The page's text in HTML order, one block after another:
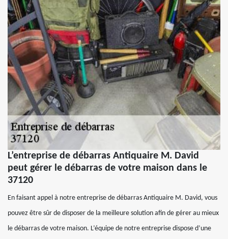
L’entreprise de débarras Antiquaire M. David
peut gérer le débarras de votre maison dans le
37120
En faisant appel à notre entreprise de débarras Antiquaire M. David, vous
pouvez être sûr de disposer de la meilleure solution afin de gérer au mieux
le débarras de votre maison. L’équipe de notre entreprise dispose d’une